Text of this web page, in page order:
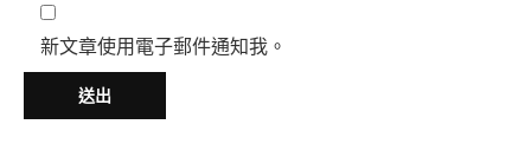
新文章使用電子郵件通知我。